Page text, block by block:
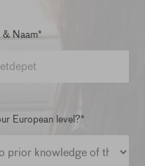
& Naam*
European level?*